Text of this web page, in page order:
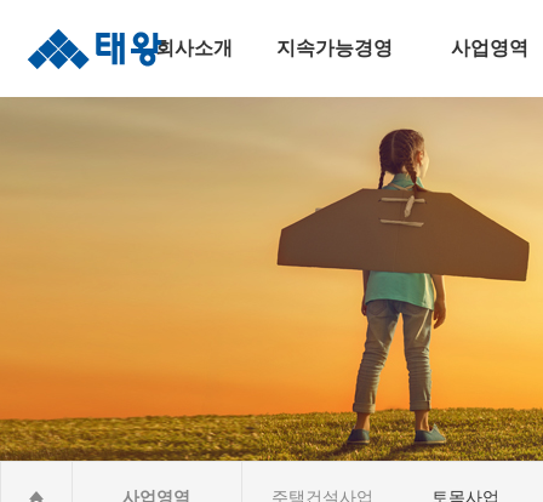
회사소개 지속가능경영
지속가능경영
안전보건경영
윤리준법경영
사회공헌활동CSR
사업영역
건축사업
산업&환경설비
해외건설사업
사업영역 주택건설사업 토목사업